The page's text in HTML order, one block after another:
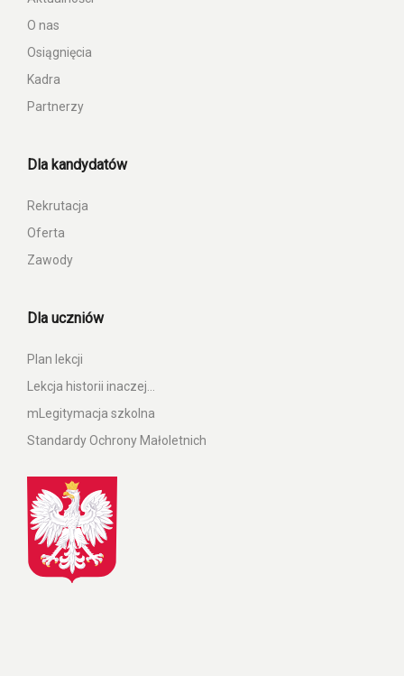
O nas
Osiągnięcia
Kadra
Partnerzy
Dla kandydatów
Rekrutacja
Oferta
Zawody
Dla uczniów
Plan lekcji
Lekcja historii inaczej…
mLegitymacja szkolna
Standardy Ochrony Małoletnich